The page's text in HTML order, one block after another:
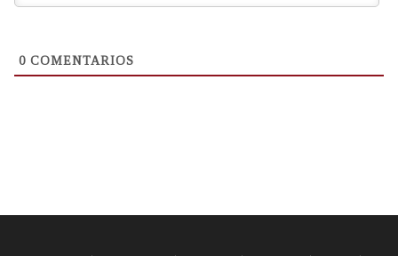
0 COMENTARIOS